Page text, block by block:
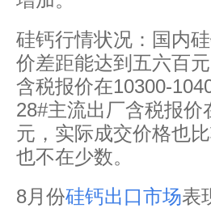
硅钙行情状况：国内
价差距能达到五六百
含税报价在10300-
28#主流出厂含税报价
元，实际成交价格也
也不在少数。
8月份硅钙出口市场表